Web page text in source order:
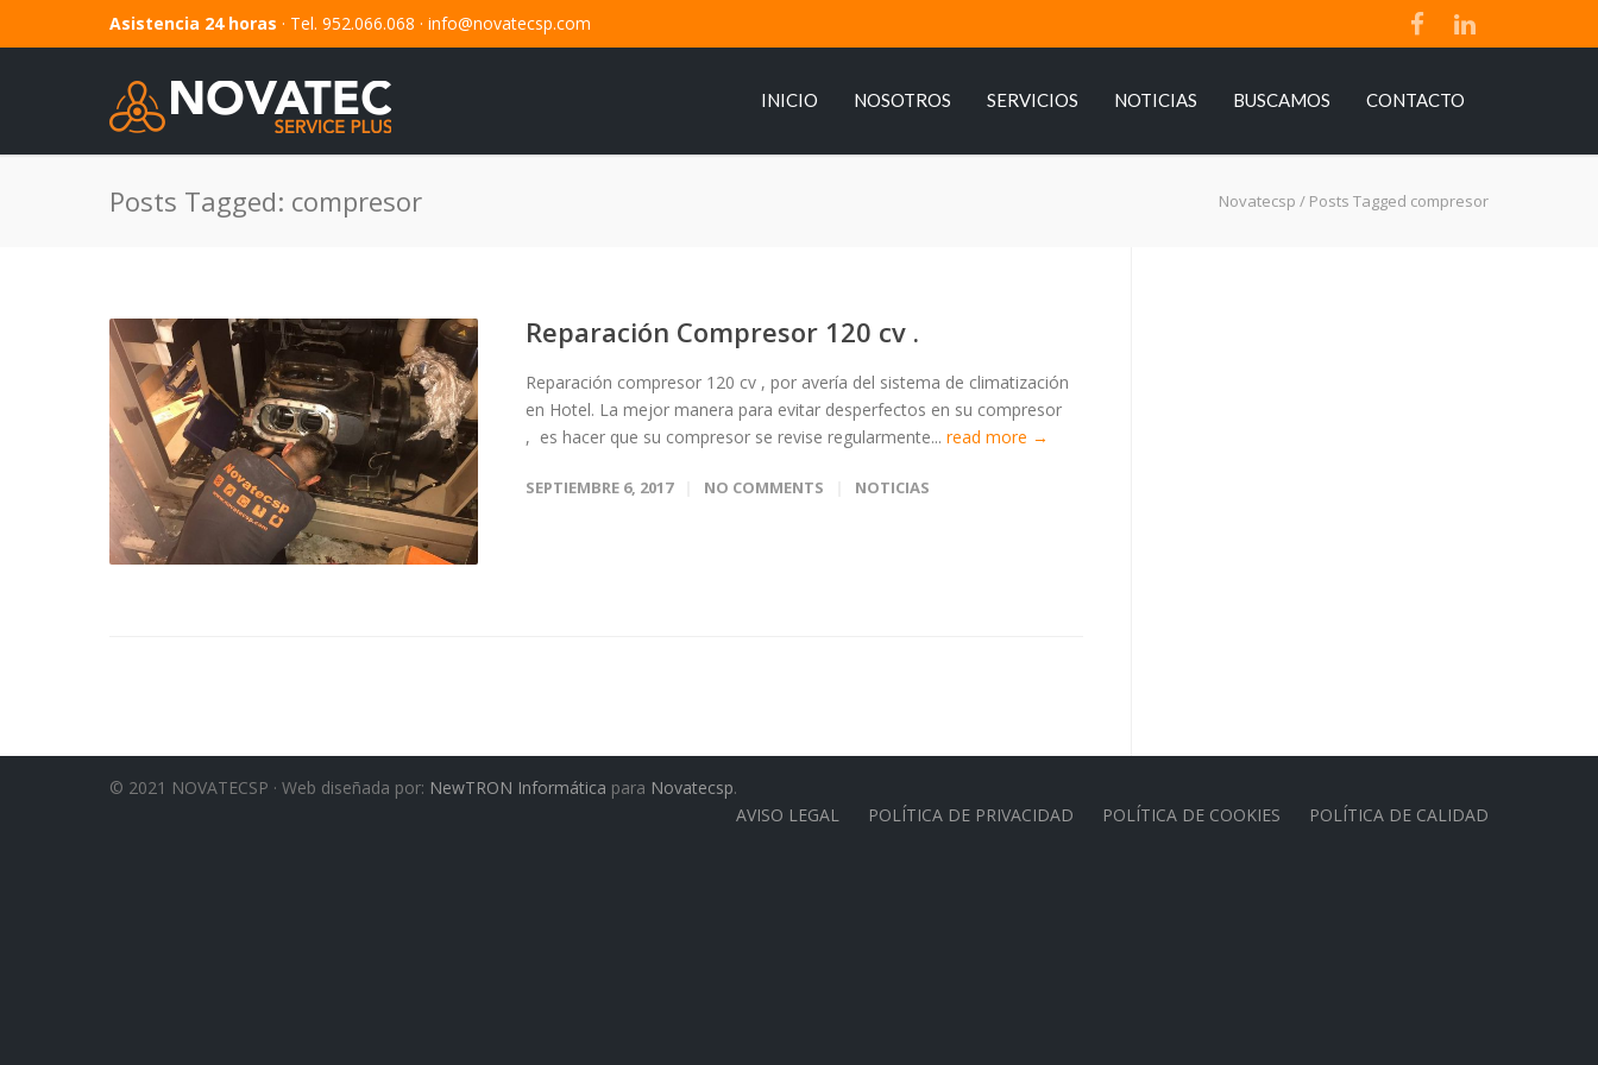
Asistencia 24 horas · Tel. 952.066.068 · info@novatecsp.com
INICIO NOSOTROS SERVICIOS NOTICIAS BUSCAMOS CONTACTO
Posts Tagged: compresor Novatecsp / Posts Tagged compresor
Reparación Compresor 120 cv .
Reparación compresor 120 cv , por avería del sistema de climatización
en Hotel. La mejor manera para evitar desperfectos en su compresor
, es hacer que su compresor se revise regularmente... read more →
SEPTIEMBRE 6, 2017 NO COMMENTS NOTICIAS
© 2021 NOVATECSP · Web diseñada por: NewTRON Informática para Novatecsp.
AVISO LEGAL
POLÍTICA DE PRIVACIDAD POLÍTICA DE COOKIES POLÍTICA DE CALIDAD